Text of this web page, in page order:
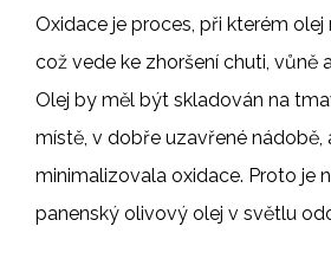
Oxidace je proces, při kterém olej
což vede ke zhoršení chuti, vůně
Olej by měl být skladován na
místě, v dobře uzavřené nádobě,
minimalizovala oxidace. Proto je
panenský olivový olej v světlu